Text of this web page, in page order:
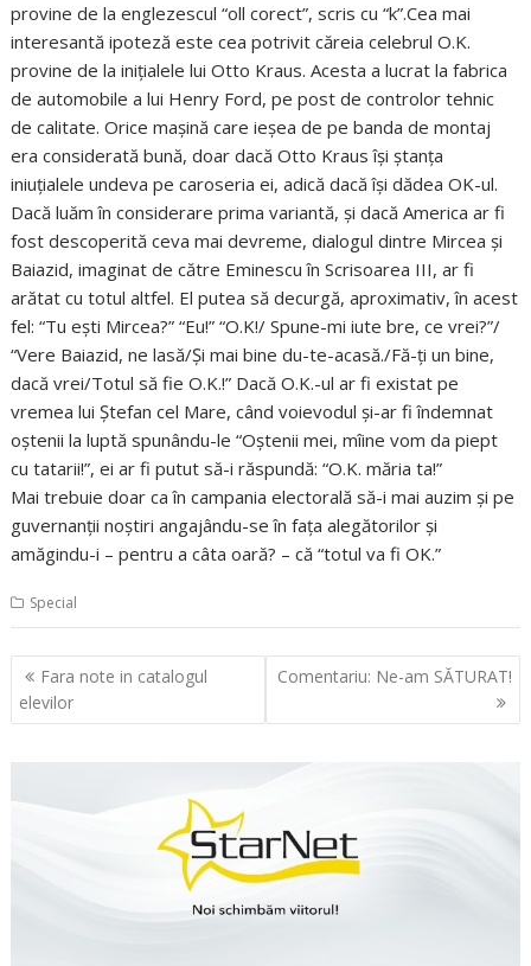
provine de la englezescul “oll corect”, scris cu “k”.Cea mai
interesantă ipoteză este cea potrivit căreia celebrul O.K.
provine de la iniţialele lui Otto Kraus. Acesta a lucrat la fabrica
de automobile a lui Henry Ford, pe post de controlor tehnic
de calitate. Orice maşină care ieşea de pe banda de montaj
era considerată bună, doar dacă Otto Kraus îşi ştanţa
iniuţialele undeva pe caroseria ei, adică dacă îşi dădea OK-ul.
Dacă luăm în considerare prima variantă, şi dacă America ar fi
fost descoperită ceva mai devreme, dialogul dintre Mircea şi
Baiazid, imaginat de către Eminescu în Scrisoarea III, ar fi
arătat cu totul altfel. El putea să decurgă, aproximativ, în acest
fel: “Tu eşti Mircea?” “Eu!” “O.K!/ Spune-mi iute bre, ce vrei?”/
“Vere Baiazid, ne lasă/Şi mai bine du-te-acasă./Fă-ţi un bine,
dacă vrei/Totul să fie O.K.!” Dacă O.K.-ul ar fi existat pe
vremea lui Ştefan cel Mare, când voievodul şi-ar fi îndemnat
oştenii la luptă spunându-le “Oştenii mei, mîine vom da piept
cu tatarii!”, ei ar fi putut să-i răspundă: “O.K. măria ta!”
Mai trebuie doar ca în campania electorală să-i mai auzim şi pe
guvernanţii noştiri angajându-se în faţa alegătorilor şi
amăgindu-i – pentru a câta oară? – că “totul va fi OK.”
Special
Navigare
în
articole
Fara note in catalogul
elevilor
Comentariu: Ne-am SĂTURAT!